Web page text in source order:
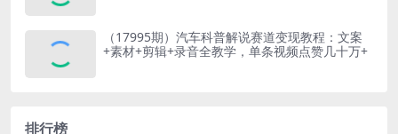
（17995期）汽车科普解说赛道变现教程：文案
+素材+剪辑+录音全教学，单条视频点赞几十万+
排行榜